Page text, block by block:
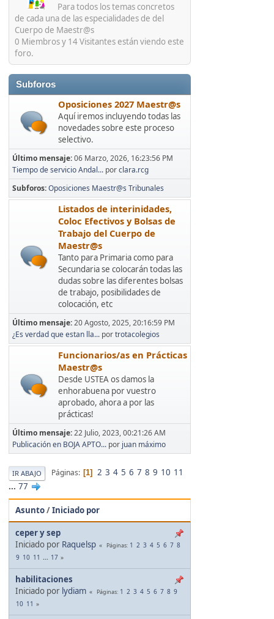
Para todos los temas concretos
de cada una de las especialidades de del
Cuerpo de Maestr@s
0 Miembros y 14 Visitantes están viendo este
foro.
Subforos
Oposiciones 2027 Maestr@s
Aquí iremos incluyendo todas las
novedades sobre este proceso
selectivo.
Último mensaje:06 Marzo, 2026, 16:23:56 PM
Tiempo de servicio Andal... porclara.rcg
Subforos Oposiciones Maestr@s Tribunales
Listados de interinidades,
Coloc Efectivos y Bolsas de
Trabajo del Cuerpo de
Maestr@s
Tanto para Primaria como para
Secundaria se colocarán todas las
dudas sobre las diferentes bolsas
de trabajo, posibilidades de
colocación, etc
Último mensaje:20 Agosto, 2025, 20:16:59 PM
¿Es verdad que estan lla... portrotacolegios
Funcionarios/as en Prácticas
Maestr@s
Desde USTEA os damos la
enhorabuena por vuestro
aprobado, ahora a por las
prácticas!
Último mensaje:22 Julio, 2023, 00:21:26 AM
Publicación en BOJA APTO... por juan máximo
IR ABAJO Páginas 1 2 3 4 5 6 7 8 9 10 11
... 77
Asunto/Iniciado por
ceper y sep
Iniciado por Raquelsp Páginas 1 2 3 4 5 6 7 8
9 10 11 ... 17
habilitaciones
Iniciado por lydiam Páginas 1 2 3 4 5 6 7 8 9
10 11